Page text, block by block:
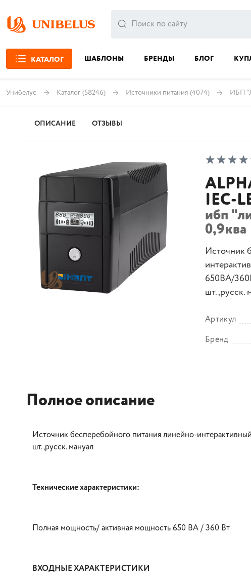
КАТАЛОГ ШАБЛОНЫ БРЕНДЫ БЛОГ
Унибелус Каталог (58246) Источники питания (4074) ИБП
ОПИСАНИЕ ОТЗЫВЫ
IEC-
ибп
0,9ква
Источник
650ВА/
шт.,русск.
Артикул
Бренд
Полное описание
Источник бесперебойного питания линейно-
шт.,русск. мануал
Технические характеристики:
Полная мощность/ активная мощность 650 ВА / 360 Вт
ВХОДНЫЕ ХАРАКТЕРИСТИКИ